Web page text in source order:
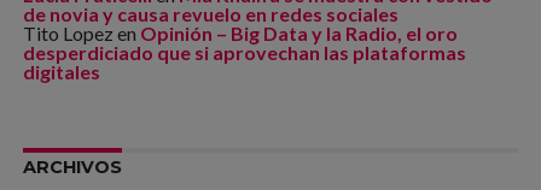
de novia y causa revuelo en redes sociales
Tito Lopez en Opinión – Big Data y la Radio, el oro
desperdiciado que si aprovechan las plataformas
digitales
ARCHIVOS